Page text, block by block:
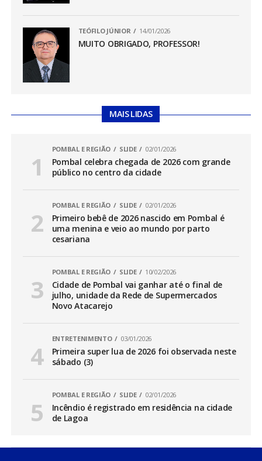
TEÓFILO JÚNIOR 14/01/2026
MUITO OBRIGADO, PROFESSOR!
MAIS LIDAS
POMBAL E REGIÃO SLIDE 02/01/2026
Pombal celebra chegada de 2026 com grande
público no centro da cidade
POMBAL E REGIÃO SLIDE 02/01/2026
Primeiro bebê de 2026 nascido em Pombal é
uma menina e veio ao mundo por parto
cesariana
POMBAL E REGIÃO SLIDE 10/02/2026
Cidade de Pombal vai ganhar até o final de
julho, unidade da Rede de Supermercados
Novo Atacarejo
ENTRETENIMENTO 03/01/2026
Primeira super lua de 2026 foi observada neste
sábado (3)
POMBAL E REGIÃO SLIDE 02/01/2026
Incêndio é registrado em residência na cidade
de Lagoa